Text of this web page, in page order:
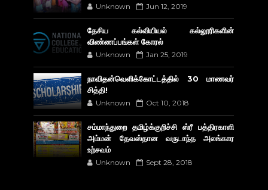
Unknown Jun 12, 2019
தேசிய கல்வியியல் கல்லூரிகளின்
விண்ணப்பங்கள் கோரல்
Unknown Jan 25, 2019
நாவிதன்வெளிக்கோட்டத்தில் 30 மாணவர்
சித்தி!
Unknown Oct 10, 2018
சம்மாந்துறை தமிழ்க்குறிச்சி ஸ்ரீ பத்திரகாளி
அம்மன் தேவஸ்தான வருடாந்த அலங்கார
உற்சவம்
Unknown Sept 28, 2018